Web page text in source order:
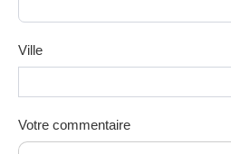
Ville
Votre commentaire